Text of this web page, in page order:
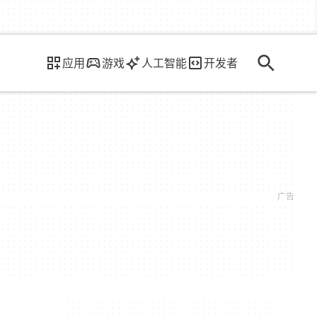
应用 游戏 人工智能 开发者